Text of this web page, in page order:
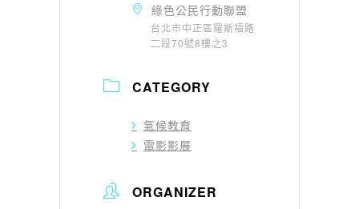
綠色公民行動聯盟
台北市中正區羅斯福路
二段70號8樓之3
CATEGORY
氣候教育
電影影展
ORGANIZER